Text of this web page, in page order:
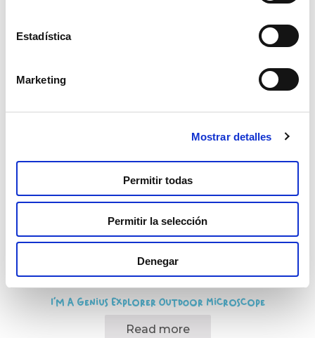
Estadística
Marketing
Mostrar detalles
Permitir todas
Permitir la selección
Denegar
NUESTROS
I’m A Genius Explorer Outdoor Microscope
Read more